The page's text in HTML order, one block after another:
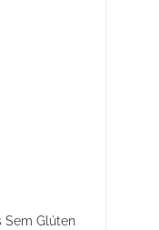
Sem Glúten